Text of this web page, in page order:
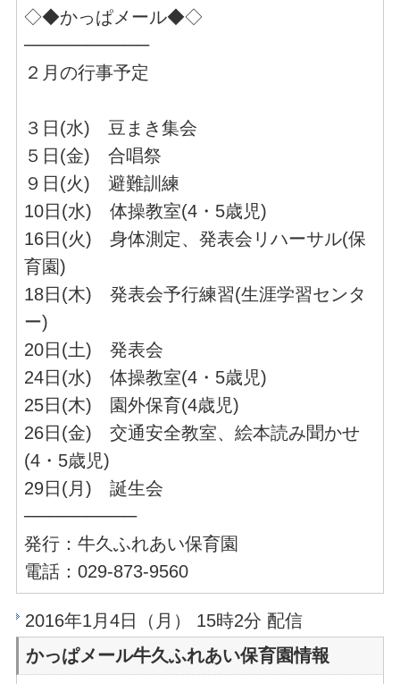
◇◆かっぱメール◆◇
──────────
２月の行事予定
３日(水) 豆まき集会
５日(金) 合唱祭
９日(火) 避難訓練
10日(水) 体操教室(4・5歳児)
16日(火) 身体測定、発表会リハーサル(保
育園)
18日(木) 発表会予行練習(生涯学習センタ
ー)
20日(土) 発表会
24日(水) 体操教室(4・5歳児)
25日(木) 園外保育(4歳児)
26日(金) 交通安全教室、絵本読み聞かせ
(4・5歳児)
29日(月) 誕生会
─────────
発行：牛久ふれあい保育園
電話：029-873-9560
2016年1月4日（月） 15時2分 配信
かっぱメール牛久ふれあい保育園情報